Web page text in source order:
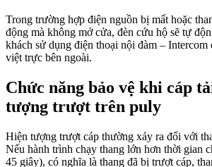
Trong trường hợp điện nguồn bị mất hoặc
động mà không mở cửa, đèn cứu hộ sẽ tự
khách sử dụng điện thoại nội đàm – Intercom
việt trực bên ngoài.
Chức năng bảo vệ khi cáp
tượng trượt trên puly
Hiện tượng trượt cáp thường xảy ra đối với
Nếu hành trình chạy thang lớn hơn thời gian
45 giây), có nghĩa là thang đã bị trượt cáp,